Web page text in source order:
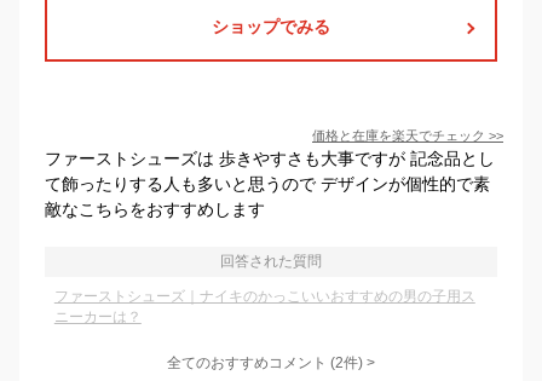
ショップでみる
価格と在庫を楽天でチェック >>
ファーストシューズは 歩きやすさも大事ですが 記念品とし
て飾ったりする人も多いと思うので デザインが個性的で素
敵なこちらをおすすめします
回答された質問
ファーストシューズ｜ナイキのかっこいいおすすめの男の子用ス
ニーカーは？
全てのおすすめコメント (2件) >